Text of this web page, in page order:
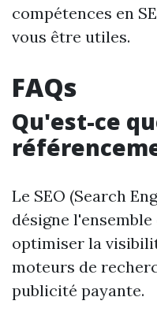
compétences en
vous être utiles.
FAQs
Qu'est-ce
Le SEO (Search
désigne
optimiser la
moteurs de
publicité payante.